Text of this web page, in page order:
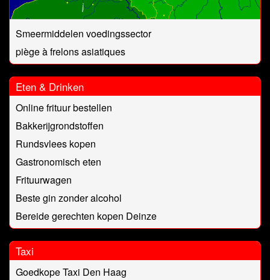
Smeermiddelen voedingssector
piège à frelons asiatiques
Eten & Drinken
Online frituur bestellen
Bakkerijgrondstoffen
Rundsvlees kopen
Gastronomisch eten
Frituurwagen
Beste gin zonder alcohol
Bereide gerechten kopen Deinze
Taxi
Goedkope Taxi Den Haag